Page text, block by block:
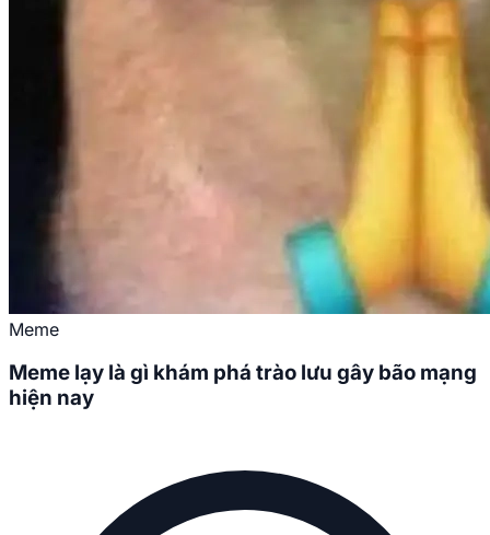
Meme
Meme lạy là gì khám phá trào lưu gây bão mạng
hiện nay